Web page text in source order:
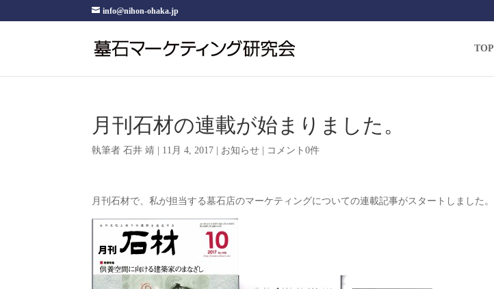
info@nihon-ohaka.jp
TOP
月刊石材の連載が始まりました。
執筆者石井 靖 11月 4, 2017 お知らせ コメント0件
月刊石材で、私が担当する墓石店のマーケティングについての連載記事がスタートしました。